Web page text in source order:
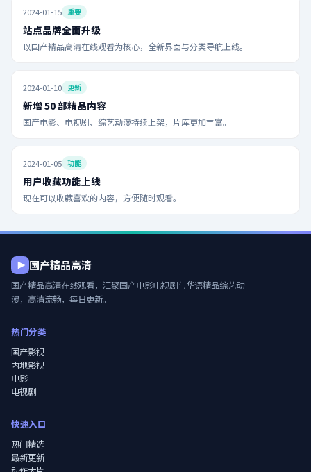
2024-01-15 重要
站点品牌全面升级
以国产精品高清在线观看为核心，全新界面与分类导航上线。
2024-01-10 更新
新增 50 部精品内容
国产电影、电视剧、综艺动漫持续上架，片库更加丰富。
2024-01-05 功能
用户收藏功能上线
现在可以收藏喜欢的内容，方便随时观看。
国产精品高清
国产精品高清在线观看，汇聚国产电影电视剧与华语精品综艺动
漫，高清流畅，每日更新。
热门分类
国产影视
内地影视
电影
电视剧
快速入口
热门精选
最新更新